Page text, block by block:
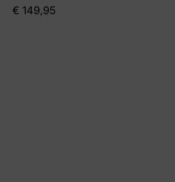
€ 149,95